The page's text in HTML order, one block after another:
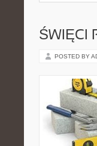
ŚWIĘCI
POSTED BY